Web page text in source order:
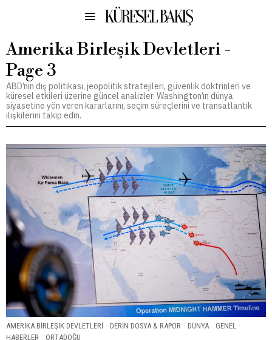
KÜRESEL BAKIŞ
Amerika Birleşik Devletleri -
Page 3
ABD’nin dış politikası, jeopolitik stratejileri, güvenlik doktrinleri ve
küresel etkileri üzerine güncel analizler. Washington’ın dünya
siyasetine yön veren kararlarını, seçim süreçlerini ve transatlantik
ilişkilerini takip edin.
AMERIKA BIRLEŞIK DEVLETLERI · DERIN DOSYA & RAPOR · DÜNYA · GENEL ·
HABERLER · ORTADOĞU